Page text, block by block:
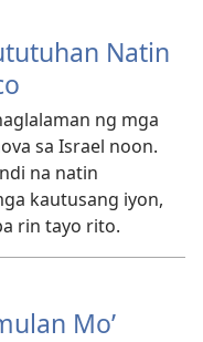
Natin
ng mga
sa Israel noon.
na natin
kautusang iyon,
rin tayo rito.
Mo’